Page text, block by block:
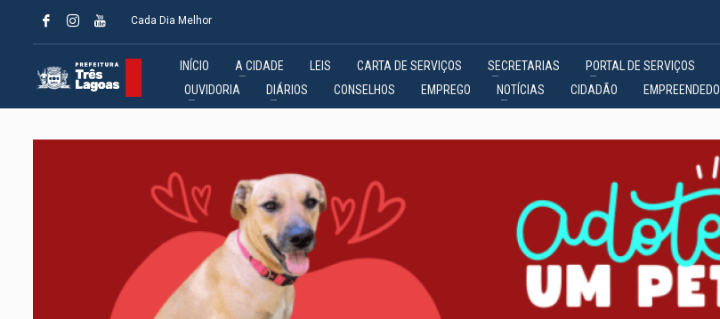
Cada Dia Melhor
INÍCIO A CIDADE LEIS CARTA DE SERVIÇOS SECRETARIAS PORTAL DE SERVIÇOS
OUVIDORIA
DIÁRIOS CONSELHOS EMPREGO NOTÍCIAS CIDADÃO